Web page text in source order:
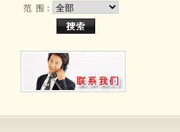
范 围：